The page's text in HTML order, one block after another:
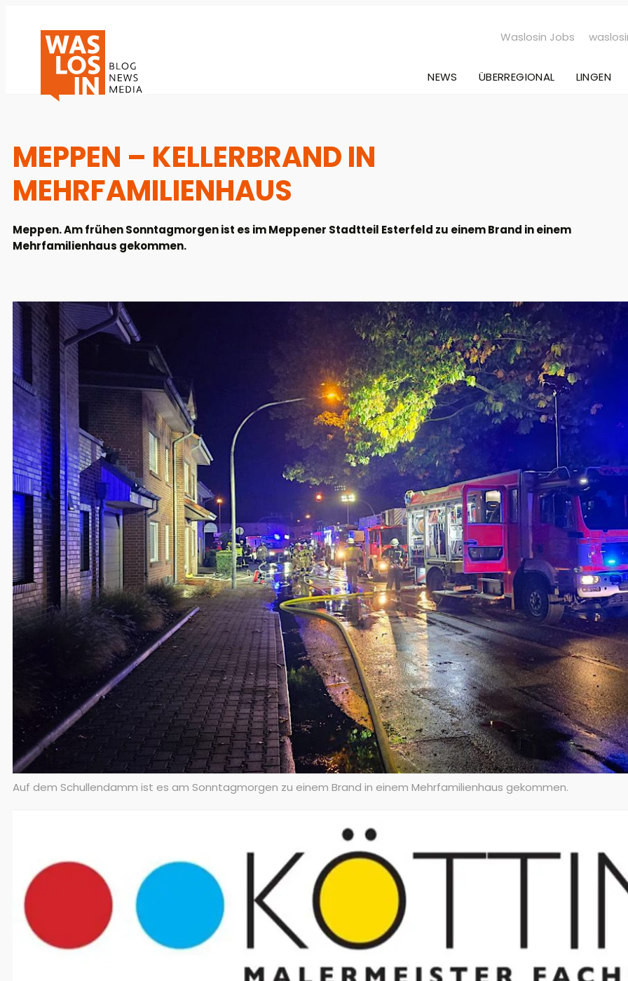
Waslosin Jobs
NEWS ÜBERREGIONAL LINGEN
MEPPEN – KELLERBRAND IN
MEHRFAMILIENHAUS
Meppen. Am frühen Sonntagmorgen ist es im Meppener Stadtteil Esterfeld zu einem Brand in einem
Mehrfamilienhaus gekommen.
Auf dem Schullendamm ist es am Sonntagmorgen zu einem Brand in einem Mehrfamilienhaus gekommen.